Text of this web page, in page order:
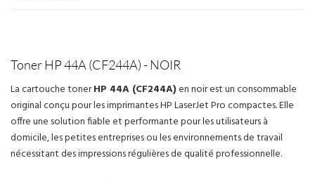
Toner HP 44A (CF244A) - NOIR
La cartouche tonerHP 44A (CF244A)en noir est un consommable
original conçu pour les imprimantes HP LaserJet Pro compactes. Elle
offre une solution fiable et performante pour les utilisateurs à
domicile, les petites entreprises ou les environnements de travail
nécessitant des impressions régulières de qualité professionnelle.